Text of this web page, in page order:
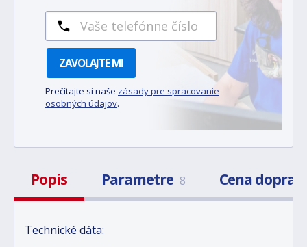
ZAVOLAJTE MI
Prečítajte si naše zásady pre spracovanie
osobných údajov.
Popis Parametre 8 Cena
Technické dáta: